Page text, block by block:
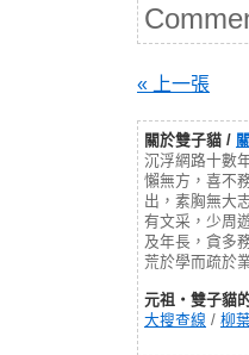
« 上一張
關於雙子貓 /
沉浮網路十數
懶無方，喜不
出，素胸無大
有文采，少周
及年長，貪多
荒於學而疏於
元祖‧雙子貓
大搜查線 / 柳